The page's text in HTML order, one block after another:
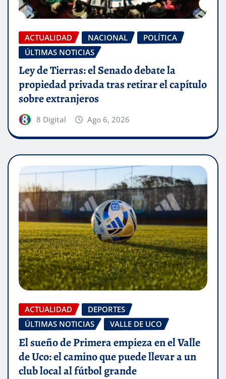
ACTUALIDAD NACIONAL
POLÍTICA
ÚLTIMAS NOTICIAS
Ley de Tierras: el Senado debate la
propiedad privada tras retirar el capítulo
sobre extranjeros
8 Digital Ago 6, 2026
ACTUALIDAD
DEPORTES
ÚLTIMAS NOTICIAS
VALLE DE UCO
El sueño de Primera empieza en el Valle
de Uco: el camino que puede llevar a un
club local al fútbol grande